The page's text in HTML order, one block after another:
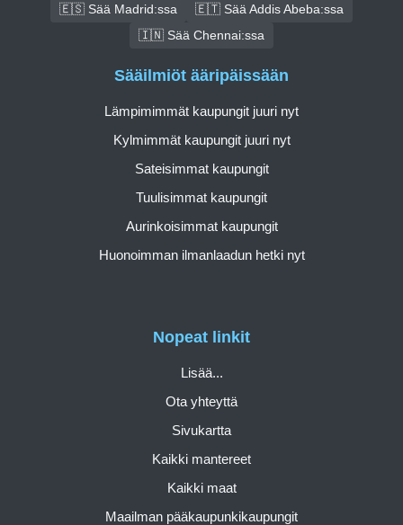
🇪🇸 Sää Madrid:ssa
🇪🇹 Sää Addis Abeba:ssa
🇮🇳 Sää Chennai:ssa
Nopeat linkit
Lisää...
Ota yhteyttä
Sivukartta
Kaikki mantereet
Kaikki maat
Maailman pääkaupunkikaupungit
Sääilmiöt ääripäissään
Lämpimimmät kaupungit juuri nyt
Kylmimmät kaupungit juuri nyt
Sateisimmat kaupungit
Tuulisimmat kaupungit
Aurinkoisimmat kaupungit
Huonoimman ilmanlaadun hetki nyt